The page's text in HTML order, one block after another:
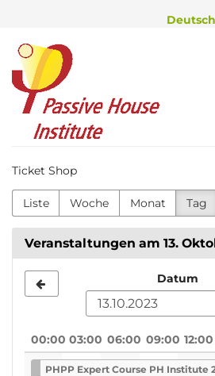
Inhalt
springen
Deutsch
Passive
House
Institute
Ticket Shop
Liste Woche Monat Tag
Veranstaltungen am 13.
zur
auswählen
Datum
00:00 03:00 06:00 09:00 12:00
PHPP Expert Course PH Institute